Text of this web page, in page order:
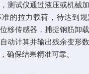
测试仪通过液压或机械
的拉力载荷，待达到规
移传感器，捕捉钢筋卸
动计算并输出残余变形
确保结果精准可靠。